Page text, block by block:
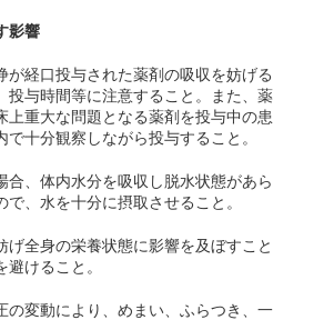
影響
が経口投与された薬剤の吸収を妨げる
投与時間等に注意すること。また、薬
上重大な問題となる薬剤を投与中の患
十分観察しながら投与すること。
合、体内水分を吸収し脱水状態があら
で、水を十分に摂取させること。
げ全身の栄養状態に影響を及ぼすこと
けること。
の変動により、めまい、ふらつき、一